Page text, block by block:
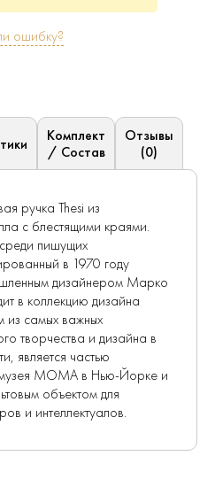
ошибку?
Комплект
/ Состав
Отзывы
(0)
ручка Thesi из
с блестящими краями.
пишущих
в 1970 году
дизайнером Марко
в коллекцию дизайна
из самых важных
творчества и дизайна в
является частью
музея МОМА в Нью-Йорке и
объектом для
и интеллектуалов.